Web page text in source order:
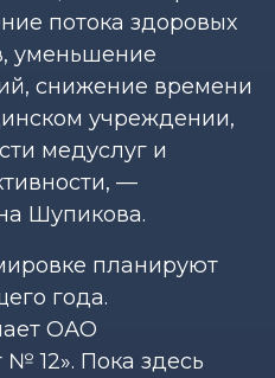
потока здоровых
уменьшение
снижение времени
учреждении,
медуслуг и
—
Шупикова.
планируют
года.
ОАО
№ 12». Пока здесь